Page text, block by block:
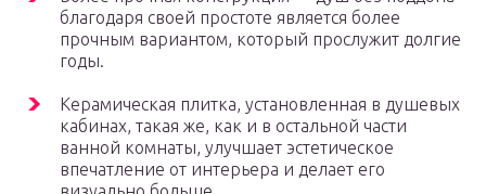
благодаря своей простоте является более
прочным вариантом, который прослужит долгие
годы.
Керамическая плитка, установленная в душевых
кабинах, такая же, как и в остальной части
ванной комнаты, улучшает эстетическое
впечатление от интерьера и делает его